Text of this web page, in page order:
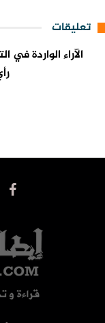
تعليقات
الآراء الواردة